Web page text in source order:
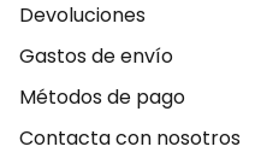
Devoluciones
Gastos de envío
Métodos de pago
Contacta con nosotros